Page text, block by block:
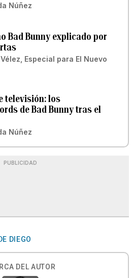
Núñez
Bad Bunny explicado por
Especial para El Nuevo
televisión: los
de Bad Bunny tras el
Núñez
PUBLICIDAD
DIEGO
DEL AUTOR